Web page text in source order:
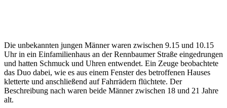
Die unbekannten jungen Männer waren zwischen 9.15 und 10.15
Uhr in ein Einfamilienhaus an der Rennbaumer Straße eingedrungen
und hatten Schmuck und Uhren entwendet. Ein Zeuge beobachtete
das Duo dabei, wie es aus einem Fenster des betroffenen Hauses
kletterte und anschließend auf Fahrrädern flüchtete. Der
Beschreibung nach waren beide Männer zwischen 18 und 21 Jahre
alt.